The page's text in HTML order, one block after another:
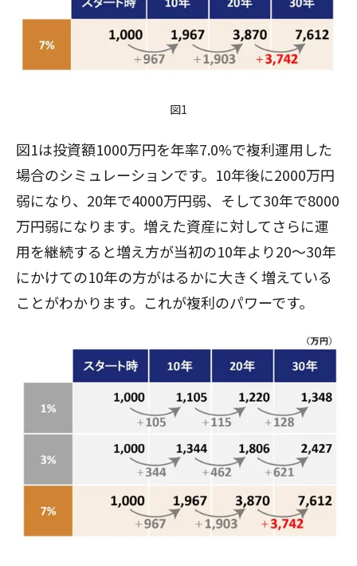
図1
図1は投資額1000万円を年率7.0%で複利運用した
場合のシミュレーションです。10年後に2000万円
弱になり、20年で4000万円弱、そして30年で8000
万円弱になります。増えた資産に対してさらに運
用を継続すると増え方が当初の10年より20～30年
にかけての10年の方がはるかに大きく増えている
ことがわかります。これが複利のパワーです。